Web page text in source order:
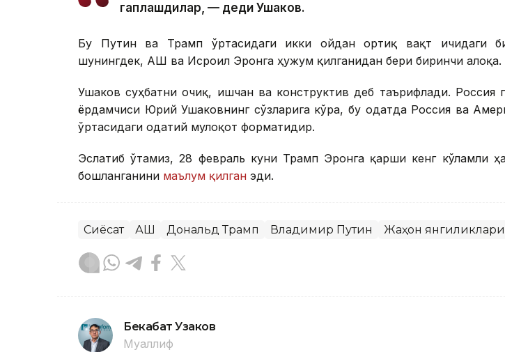
гаплашдилар, — деди Ушаков.
Бу Путин ва Трамп ўртасидаги икки ойдан ортиқ вақт ичидаги
шунингдек, АҚШ ва Исроил Эронга ҳужум қилганидан бери биринчи алоқа.
Ушаков суҳбатни очиқ, ишчан ва конструктив деб таърифлади. Россия
ёрдамчиси Юрий Ушаковнинг сўзларига кўра, бу одатда Россия ва
ўртасидаги одатий мулоқот форматидир.
Эслатиб ўтамиз, 28 февраль куни Трамп Эронга қарши кенг кўламли
бошланганини маълум қилган эди.
Сиёсат АҚШ Дональд Трамп Владимир Путин Жаҳон янгиликлари
Бекабат Узаков
Муаллиф